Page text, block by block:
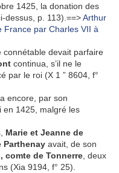
1425, la donation des
dessus, p. 113).==>Arthur
France par Charles VII à
connétable devait parfaire
continua, s’il ne le
par le roi (X 1 ” 8604, f°
encore, par son
en 1425, malgré les
Marie et Jeanne de
Parthenay avait, de son
comte de Tonnerre , deux
(Xia 9194, f° 25).